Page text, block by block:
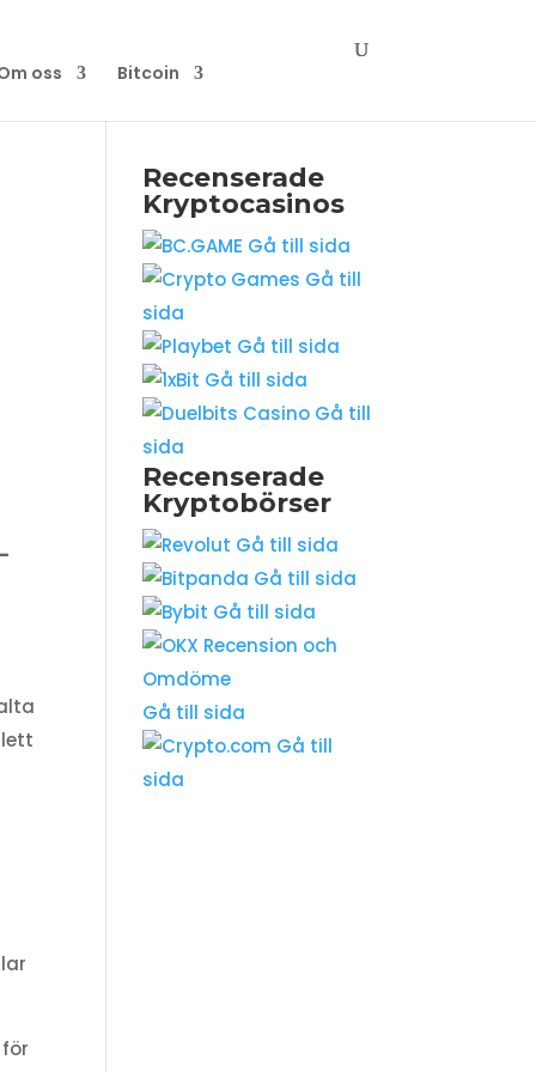
oss Bitcoin
Recenserade
Kryptocasinos
Gå till sida
Gå till
sida
Gå till sida
Gå till sida
Gå till
sida
Recenserade
Kryptobörser
Gå till sida
Gå till sida
Gå till sida
Gå till sida
Gå till
sida